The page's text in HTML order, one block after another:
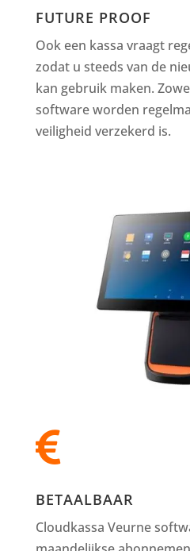
FUTURE PROOF
Ook een kassa vraagt
zodat u steeds van de
kan gebruik maken.
software worden
veiligheid verzekerd is.

BETAALBAAR
Cloudkassa Veurne